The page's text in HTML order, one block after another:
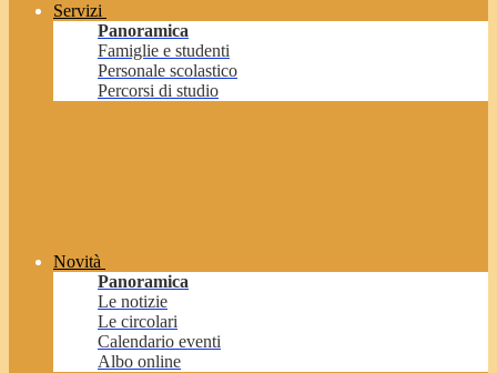
Servizi
Panoramica
Famiglie e studenti
Personale scolastico
Percorsi di studio
Novità
Panoramica
Le notizie
Le circolari
Calendario eventi
Albo online